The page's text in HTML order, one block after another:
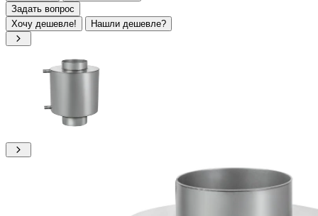
Задать вопрос
Хочу дешевле!
Нашли дешевле?